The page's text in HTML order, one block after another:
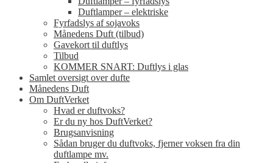
Duftlamper – elektriske
Fyrfadslys af sojavoks
Månedens Duft (tilbud)
Gavekort til duftlys
Tilbud
KOMMER SNART: Duftlys i glas
Samlet oversigt over dufte
Månedens Duft
Om DuftVerket
Hvad er duftvoks?
Er du ny hos DuftVerket?
Brugsanvisning
Sådan bruger du duftvoks, fjerner voksen fra din
duftlampe mv.